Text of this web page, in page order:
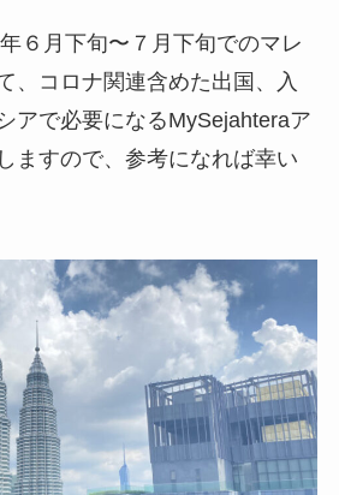
６月下旬〜７月下旬でのマレ
、コロナ関連含めた出国、入
アで必要になるMySejahteraア
ますので、参考になれば幸い